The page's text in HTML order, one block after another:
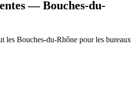
— Bouches-du-
les Bouches-du-Rhône pour les bureaux